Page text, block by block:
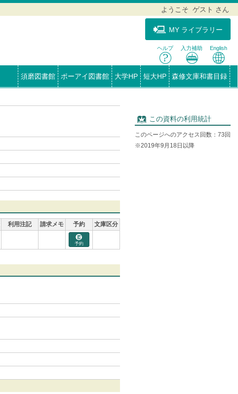
ようこそ ゲスト さん
MY ライブラリー
ヘルプ 入力補助 English
須磨図書館 ポーアイ図書館 大学HP 短大HP 森修文庫和書目録
利用注記 請求メモ 予約 文庫区分
予約
この資料の利用統計
このページへのアクセス回数：73回
※2019年9月18日以降